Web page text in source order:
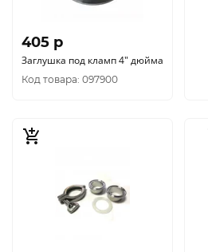
405 p
Заглушка под кламп 4" дюйма
Код товара: 097900